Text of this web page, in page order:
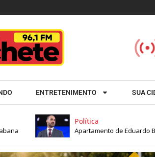
ENTRETENIMENTO SUA
Política
Apartamento de Eduardo